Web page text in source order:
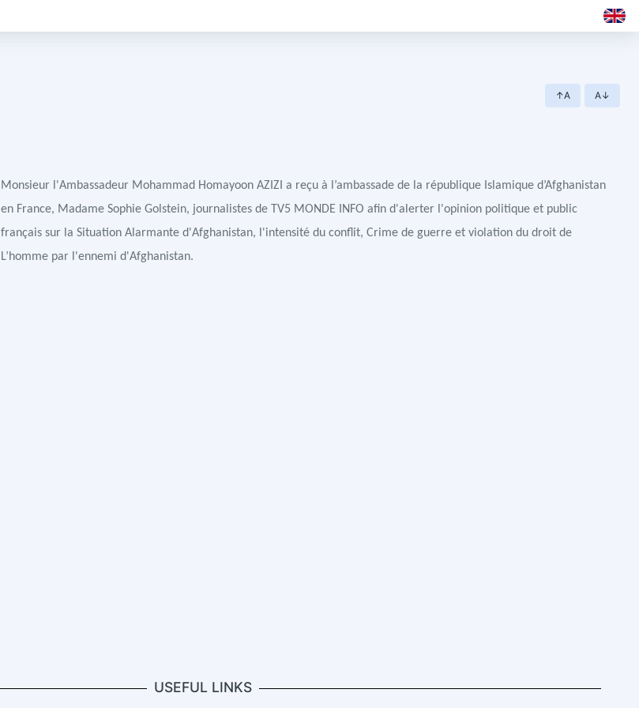
↑A A↓
Monsieur l'Ambassadeur Mohammad Homayoon AZIZI a reçu à l’ambassade de la république Islamique d’Afghanistan
en France, Madame Sophie Golstein, journalistes de TV5 MONDE INFO afin d'alerter l'opinion politique et public
français sur la Situation Alarmante d'Afghanistan, l'intensité du conflit, Crime de guerre et violation du droit de
L’homme par l'ennemi d'Afghanistan.
USEFUL LINKS